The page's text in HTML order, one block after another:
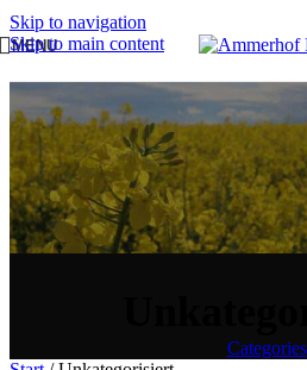
Skip to navigation
Skip to main content
MENU
Categories